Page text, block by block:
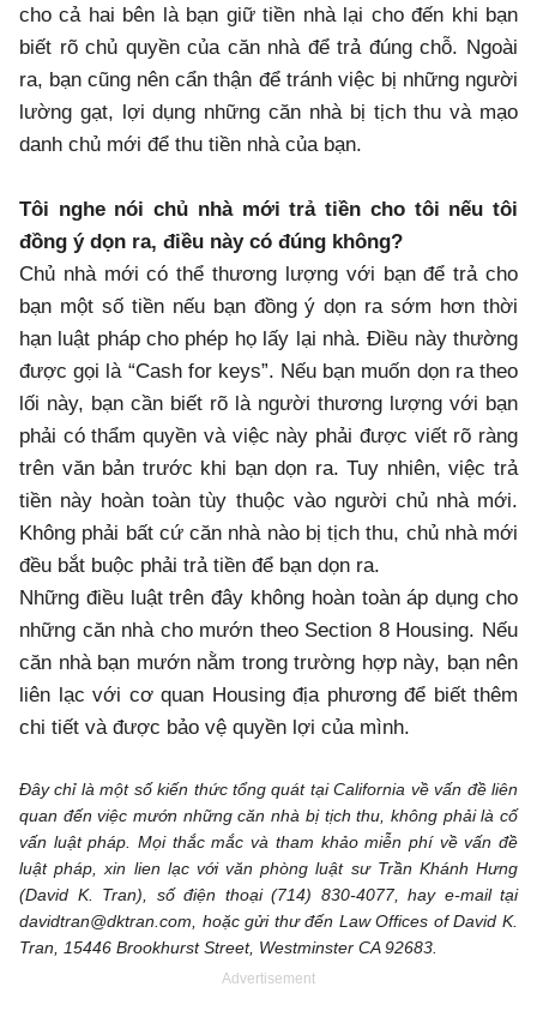
cho cả hai bên là bạn giữ tiền nhà lại cho đến khi bạn
biết rõ chủ quyền của căn nhà để trả đúng chỗ. Ngoài
ra, bạn cũng nên cẩn thận để tránh việc bị những người
lường gạt, lợi dụng những căn nhà bị tịch thu và mạo
danh chủ mới để thu tiền nhà của bạn.
Tôi nghe nói chủ nhà mới trả tiền cho tôi nếu tôi
đồng ý dọn ra, điều này có đúng không?
Chủ nhà mới có thể thương lượng với bạn để trả cho
bạn một số tiền nếu bạn đồng ý dọn ra sớm hơn thời
hạn luật pháp cho phép họ lấy lại nhà. Điều này thường
được gọi là “Cash for keys”. Nếu bạn muốn dọn ra theo
lối này, bạn cần biết rõ là người thương lượng với bạn
phải có thẩm quyền và việc này phải được viết rõ ràng
trên văn bản trước khi bạn dọn ra. Tuy nhiên, việc trả
tiền này hoàn toàn tùy thuộc vào người chủ nhà mới.
Không phải bất cứ căn nhà nào bị tịch thu, chủ nhà mới
đều bắt buộc phải trả tiền để bạn dọn ra.
Những điều luật trên đây không hoàn toàn áp dụng cho
những căn nhà cho mướn theo Section 8 Housing. Nếu
căn nhà bạn mướn nằm trong trường hợp này, bạn nên
liên lạc với cơ quan Housing địa phương để biết thêm
chi tiết và được bảo vệ quyền lợi của mình.
Đây chỉ là một số kiến thức tổng quát tại California về vấn đề liên
quan đến việc mướn những căn nhà bị tịch thu, không phải là cố
vấn luật pháp. Mọi thắc mắc và tham khảo miễn phí về vấn đề
luật pháp, xin lien lạc với văn phòng luật sư Trần Khánh Hưng
(David K. Tran), số điện thoại (714) 830-4077, hay e-mail tại
davidtran@dktran.com, hoặc gửi thư đến Law Offices of David K.
Tran, 15446 Brookhurst Street, Westminster CA 92683.
Advertisement